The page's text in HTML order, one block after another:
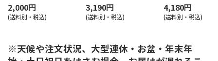
2,000円
(送料別・税込)
3,190円
(送料別・税込)
4,180円
(送料別・税込)
※天候や注文状況、大型連休・お盆・年末年